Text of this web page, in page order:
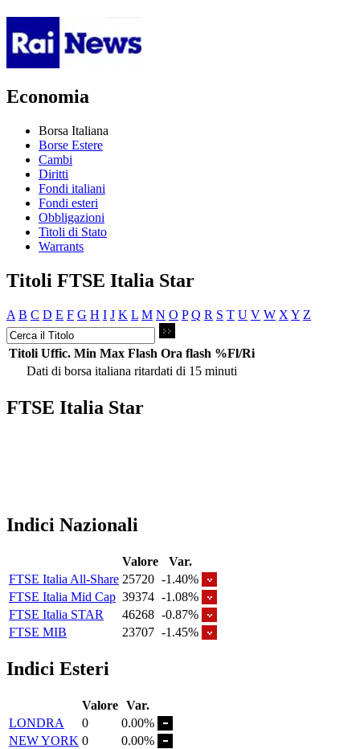
Economia
Borsa Italiana
Borse Estere
Cambi
Diritti
Fondi italiani
Fondi esteri
Obbligazioni
Titoli di Stato
Warrants
Titoli FTSE Italia Star
A B C D E F G H I J K L M N O P Q R S T U V W X Y Z
Titoli Uffic. Min Max Flash Ora flash %Fl/Ri
Dati di borsa italiana ritardati di 15 minuti
FTSE Italia Star
Indici Nazionali
Valore
Var.
FTSE Italia All-Share 25720 -1.40%
FTSE Italia Mid Cap 39374 -1.08%
FTSE Italia STAR
46268 -0.87%
FTSE MIB
23707 -1.45%
Indici Esteri
Valore Var.
LONDRA
0
0.00%
NEW YORK 0
0.00%